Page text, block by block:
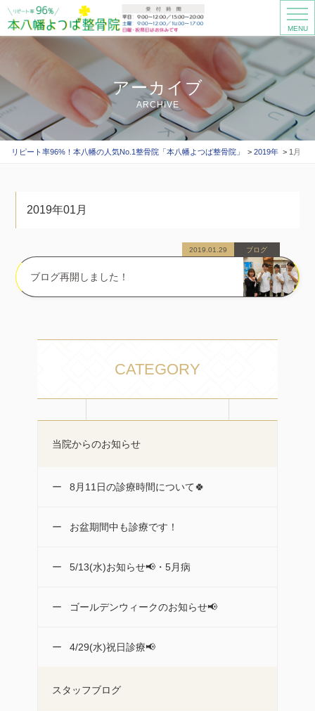
MENU
アーカイブ
ARCHIVE
リピート率96%！本八幡の人気No.1整骨院「本八幡よつば整骨院」 2019年 1月
2019年01月
ブログ再開しました！
2019.01.29 ブログ
CATEGORY
当院からのお知らせ
8月11日の診療時間について🍀
お盆期間中も診療です！
5/13(水)お知らせ📢・5月病
ゴールデンウィークのお知らせ📢
4/29(水)祝日診療📢
スタッフブログ